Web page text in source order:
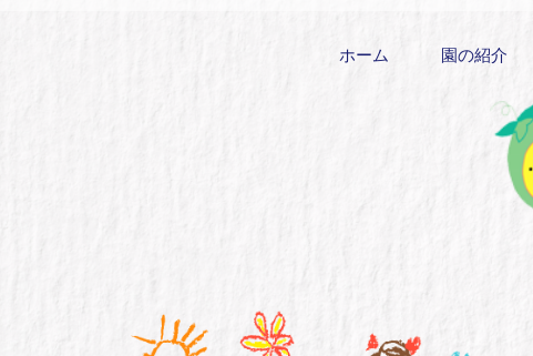
ホーム 園の紹介